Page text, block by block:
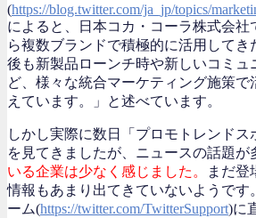
(https://blog.twitter.com/ja_jp/topics/
によると、日本コカ・コーラ株式会社
ら複数ブランドで積極的に活用してき
後も新製品ローンチ時や新しいコミュ
ど、様々な統合マーケティング施策
えています。」と述べています。
しかし実際に数日「プロモトレンドス
を見てきましたが、ニュースの話題が
いる企業は少なく感じました。
まだ登
情報もあまり出てきていないようです
ーム(https://twitter.com/TwitterSupport)に